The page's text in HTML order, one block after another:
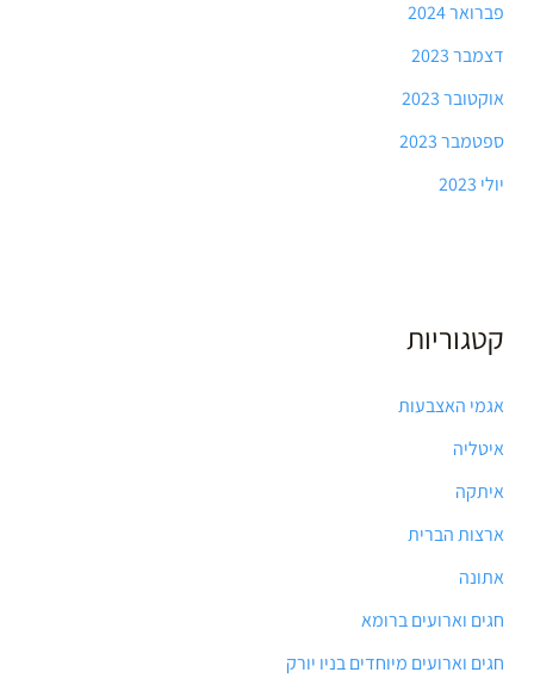
פברואר 2024
דצמבר 2023
אוקטובר 2023
ספטמבר 2023
יולי 2023
קטגוריות
אגמי האצבעות
איטליה
איתקה
ארצות הברית
אתונה
חגים וארועים ברומא
חגים וארועים מיוחדים בניו יורק